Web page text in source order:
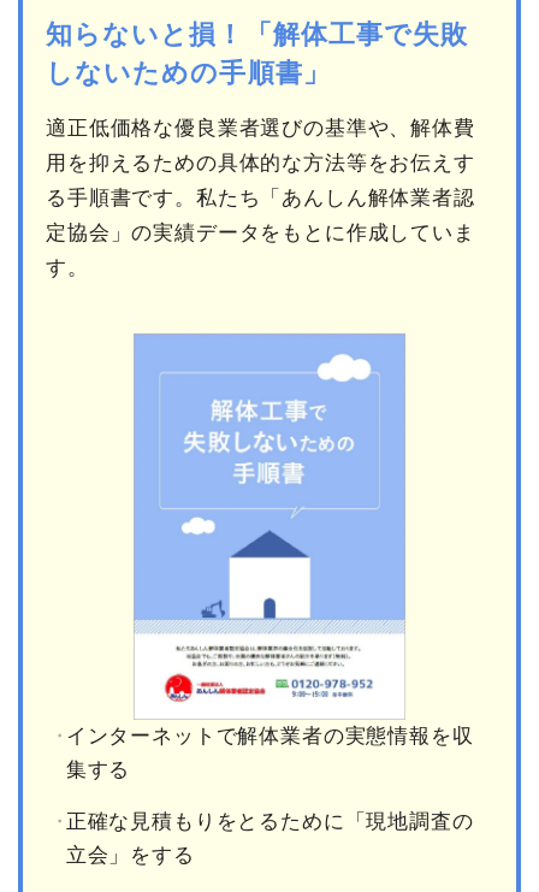
知らないと損！「解体工事で失敗
しないための手順書」
適正低価格な優良業者選びの基準や、解体費
用を抑えるための具体的な方法等をお伝えす
る手順書です。私たち「あんしん解体業者認
定協会」の実績データをもとに作成していま
す。
インターネットで解体業者の実態情報を収
集する
正確な見積もりをとるために「現地調査の
立会」をする